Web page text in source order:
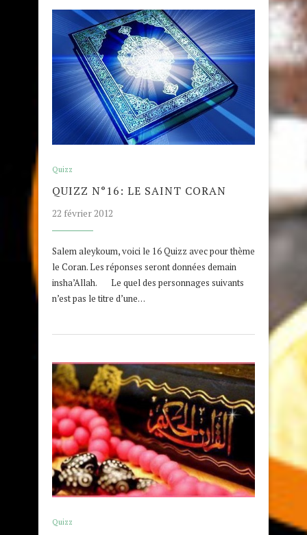
Quizz
QUIZZ N°16: LE SAINT CORAN
22 février 2012
Salem aleykoum, voici le 16 Quizz avec pour thème
le Coran. Les réponses seront données demain
insha’Allah. Le quel des personnages suivants
n’est pas le titre d’une…
Quizz